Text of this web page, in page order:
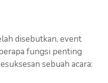
disebutkan, event
fungsi penting
sebuah acara: